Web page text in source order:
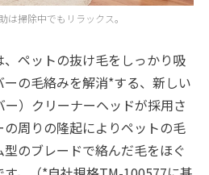
は掃除中でもリラックス。
ペットの抜け毛をしっかり吸
の毛絡みを解消*する、新しい
）クリーナーヘッドが採用さ
周りの隆起によりペットの毛
のブレードで絡んだ毛をほぐ